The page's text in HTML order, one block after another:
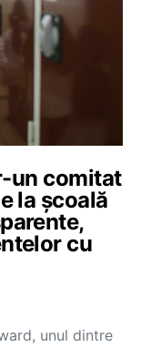
un comitat
la școală
cu
unul dintre